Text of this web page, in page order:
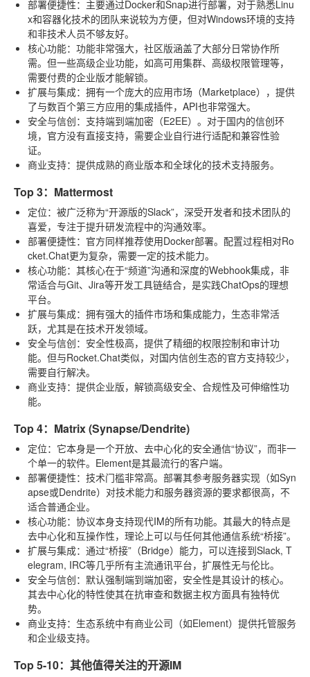
部署便捷性：主要通过Docker和Snap进行部署，对于熟悉Linu
x和容器化技术的团队来说较为方便，但对Windows环境的支持
和非技术人员不够友好。
核心功能：功能非常强大，社区版涵盖了大部分日常协作所
需。但一些高级企业功能，如高可用集群、高级权限管理等，
需要付费的企业版才能解锁。
扩展与集成：拥有一个庞大的应用市场（Marketplace），提供
了与数百个第三方应用的集成插件，API也非常强大。
安全与信创：支持端到端加密（E2EE）。对于国内的信创环
境，官方没有直接支持，需要企业自行进行适配和兼容性验
证。
商业支持：提供成熟的商业版本和全球化的技术支持服务。
Top 3：Mattermost
定位：被广泛称为“开源版的Slack”，深受开发者和技术团队的
喜爱，专注于提升研发流程中的沟通效率。
部署便捷性：官方同样推荐使用Docker部署。配置过程相对Ro
cket.Chat更为复杂，需要一定的技术能力。
核心功能：其核心在于“频道”沟通和深度的Webhook集成，非
常适合与Git、Jira等开发工具链结合，是实践ChatOps的理想
平台。
扩展与集成：拥有强大的插件市场和集成能力，生态非常活
跃，尤其是在技术开发领域。
安全与信创：安全性极高，提供了精细的权限控制和审计功
能。但与Rocket.Chat类似，对国内信创生态的官方支持较少，
需要自行解决。
商业支持：提供企业版，解锁高级安全、合规性及可伸缩性功
能。
Top 4：Matrix (Synapse/Dendrite)
定位：它本身是一个开放、去中心化的安全通信“协议”，而非一
个单一的软件。Element是其最流行的客户端。
部署便捷性：技术门槛非常高。部署其参考服务器实现（如Syn
apse或Dendrite）对技术能力和服务器资源的要求都很高，不
适合普通企业。
核心功能：协议本身支持现代IM的所有功能。其最大的特点是
去中心化和互操作性，理论上可以与任何其他通信系统“桥接”。
扩展与集成：通过“桥接”（Bridge）能力，可以连接到Slack, T
elegram, IRC等几乎所有主流通讯平台，扩展性无与伦比。
安全与信创：默认强制端到端加密，安全性是其设计的核心。
其去中心化的特性使其在抗审查和数据主权方面具有独特优
势。
商业支持：生态系统中有商业公司（如Element）提供托管服务
和企业级支持。
Top 5-10：其他值得关注的开源IM